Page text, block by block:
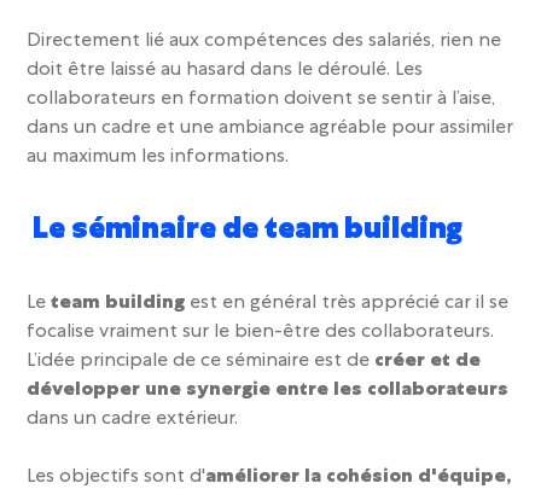
Directement lié aux compétences des salariés, rien ne
doit être laissé au hasard dans le déroulé. Les
collaborateurs en formation doivent se sentir à l’aise,
dans un cadre et une ambiance agréable pour assimiler
au maximum les informations.
Le séminaire de team building
Leteam building est en général très apprécié car il se
focalise vraiment sur le bien-être des collaborateurs.
L’idée principale de ce séminaire est de créer et de
développer une synergie entre les collaborateurs
dans un cadre extérieur.
Les objectifs sont d'améliorer la cohésion d'équipe,